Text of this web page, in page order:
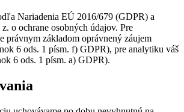
Nariadenia EÚ 2016/679 (GDPR) a
o ochrane osobných údajov. Pre
právnym základom oprávnený záujem
6 ods. 1 písm. f) GDPR), pre analytiku váš
6 ods. 1 písm. a) GDPR).